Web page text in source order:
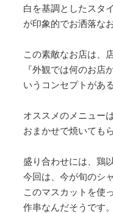
白を基調としたスタ
が印象的でお洒落な
この素敵なお店は、
『外観では何のお店
いうコンセプトがあ
オススメのメニュー
おまかせで焼いても
盛り合わせには、鶏
今回は、今が旬のシ
このマスカットを使
作串なんだそうです。